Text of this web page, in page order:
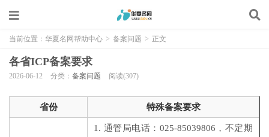
当前位置： 华夏名网帮助中心 > 备案问题 > 正文
各省ICP备案要求
2026-06-12 分类： 备案问题 阅读(307)
省份 特殊备案要求
1. 通管局电话：025-85039806，不定期